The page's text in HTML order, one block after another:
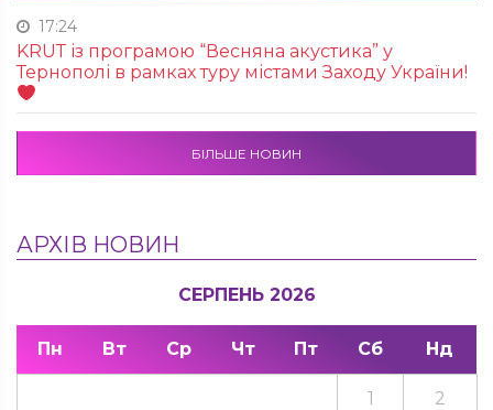
17:24
KRUТ із програмою “Весняна акустика” у
Тернополі в рамках туру містами Заходу України!
БІЛЬШЕ НОВИН
АРХІВ НОВИН
СЕРПЕНЬ 2026
Пн Вт Ср Чт Пт Сб Нд
1 2